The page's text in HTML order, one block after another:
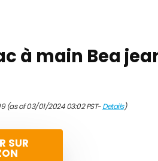
à main Bea
(as of 03/01/2024 03:02 PST-Details)
SUR